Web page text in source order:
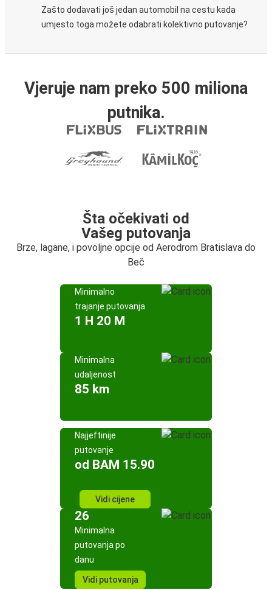
Zašto dodavati još jedan automobil na cestu kada
umjesto toga možete odabrati kolektivno putovanje?
Vjeruje nam preko 500 miliona
putnika.
Šta očekivati od
Vašeg putovanja
Brze, lagane, i povoljne opcije od Aerodrom Bratislava do
Beč
Minimalno
trajanje putovanja
1 H 20 M
Minimalna
udaljenost
85 km
Najjeftinije
putovanje
od BAM 15.90
Vidi cijene
26
Minimalna
putovanja po
danu
Vidi putovanja